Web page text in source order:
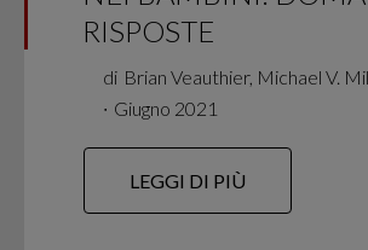
RISPOSTE
di Brian Veauthier, Michael V.
∙ Giugno 2021
LEGGI DI PIÙ